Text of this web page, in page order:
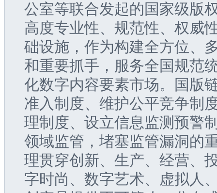
公室等联合发起的国家级版
高度专业性、规范性、权威
础设施，作为构建全方位、
和重要抓手，服务全国规范
化数字内容要素市场。国版
准入制度、维护公平竞争制
理制度、设立信息监测预警
领域监管，堵塞监管漏洞的
理贯穿创新、生产、经营、
字时尚、数字艺术、虚拟人